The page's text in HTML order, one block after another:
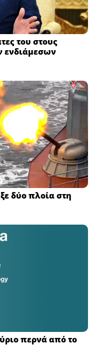
του στους
ενδιάμεσων
δύο πλοία στη
περνά από το